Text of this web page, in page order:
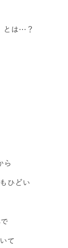
とは…？
ら
ひどい
て